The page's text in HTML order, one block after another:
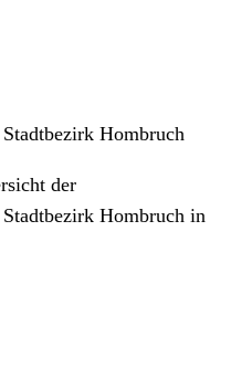
Hombruch
der
Hombruch in